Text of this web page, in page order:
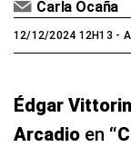
Carla Ocaña
12/12/2024 12H13 -
Édgar
Arcadio en